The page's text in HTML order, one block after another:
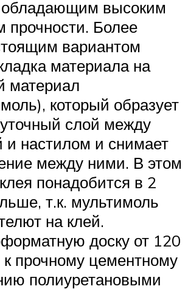
высоким
прочности. Более
вариантом
материала на
материал
который образует
слой между
и настилом и снимает
между ними. В этом
понадобится в 2
т.к. мультимоль
на клей.
доску от 120
к прочному цементному
полиуретановыми